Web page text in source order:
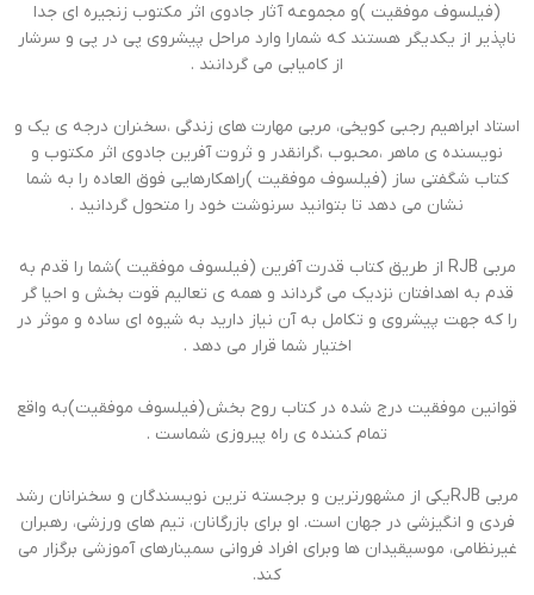
(فیلسوف موفقیت )و مجموعه آثار جادوی اثر مکتوب زنجیره ای جدا
ناپذیر از یکدیگر هستند که شمارا وارد مراحل پیشروی پی در پی و سرشار
از کامیابی می گردانند .
استاد ابراهیم رجبی کویخی، مربی مهارت های زندگی ،سخنران درجه ی یک و
نویسنده ی ماهر ،محبوب ،گرانقدر و ثروت آفرین جادوی اثر مکتوب و
کتاب شگفتی ساز (فیلسوف موفقیت )راهکارهایی فوق العاده را به شما
نشان می دهد تا بتوانید سرنوشت خود را متحول گردانید .
مربی RJB از طریق کتاب قدرت آفرین (فیلسوف موفقیت )شما را قدم به
قدم به اهدافتان نزدیک می گرداند و همه ی تعالیم قوت بخش و احیا گر
را که جهت پیشروی و تکامل به آن نیاز دارید به شیوه ای ساده و موثر در
اختیار شما قرار می دهد .
قوانین موفقیت درج شده در کتاب روح بخش (فیلسوف موفقیت)به واقع
تمام کننده ی راه پیروزی شماست .
مربی RJBیکی از مشهورترین و برجسته ترین نویسندگان و سخنرانان رشد
فردی و انگیزشی در جهان است. او برای بازرگانان، تیم های ورزشی، رهبران
غیرنظامی، موسیقیدان ها وبرای افراد فروانی سمینارهای آموزشی برگزار می
کند.